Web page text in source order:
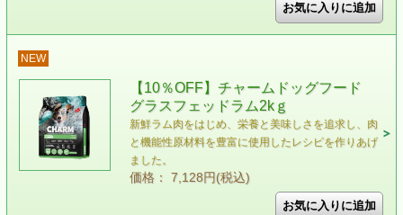
NEW
【10％OFF】チャームドッグフード
グラスフェッドラム2kｇ
新鮮ラム肉をはじめ、栄養と美味しさを追求し、肉
と機能性原材料を豊富に使用したレシピを作りあげ
ました。
価格： 7,128円(税込)